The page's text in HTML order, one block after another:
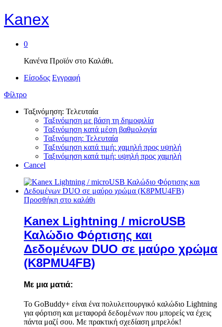
Kanex
0
Κανένα Προϊόν στο Καλάθι.
Είσοδος Εγγραφή
Φίλτρο
Ταξινόμηση: Τελευταία
Ταξινόμηση με βάση τη δημοφιλία
Ταξινόμηση κατά μέση βαθμολογία
Ταξινόμηση: Τελευταία
Ταξινόμηση κατά τιμή: χαμηλή προς υψηλή
Ταξινόμηση κατά τιμή: υψηλή προς χαμηλή
Cancel
Προσθήκη στο καλάθι
Kanex Lightning / microUSB
Καλώδιο Φόρτισης και
Δεδομένων DUO σε μαύρο χρώμα
(K8PMU4FB)
Με μια ματιά:
Το GoBuddy+ είναι ένα πολυλειτουργικό καλώδιο Lightning
για φόρτιση και μεταφορά δεδομένων που μπορείς να έχεις
πάντα μαζί σου. Με πρακτική σχεδίαση μπρελόκ!